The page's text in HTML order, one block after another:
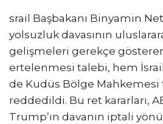
srail Başbakanı Binyamin
yolsuzluk davasının
gelişmeleri gerekçe
ertelenmesi talebi, hem İsrail
de Kudüs Bölge Mahkemesi
reddedildi. Bu ret kararları,
Trump’ın davanın iptali